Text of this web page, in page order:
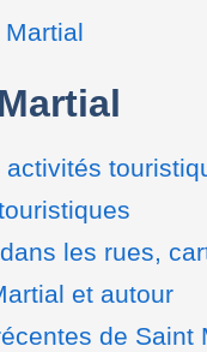
les rues,
et autour
de Saint